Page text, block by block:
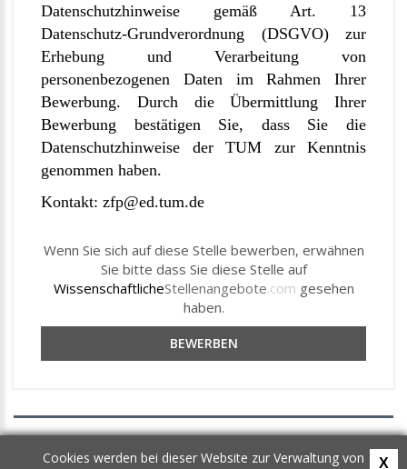
Datenschutzhinweise gemäß Art. 13
Datenschutz-Grundverordnung (DSGVO) zur
Erhebung und Verarbeitung von
personenbezogenen Daten im Rahmen Ihrer
Bewerbung. Durch die Übermittlung Ihrer
Bewerbung bestätigen Sie, dass Sie die
Datenschutzhinweise der TUM zur Kenntnis
genommen haben.
Kontakt: zfp@ed.tum.de
Wenn Sie sich auf diese Stelle bewerben, erwähnen
Sie bitte dass Sie diese Stelle auf
WissenschaftlicheStellenangebote.com gesehen
haben.
BEWERBEN
AGB
Cookies werden bei dieser Website zur Verwaltung von
X